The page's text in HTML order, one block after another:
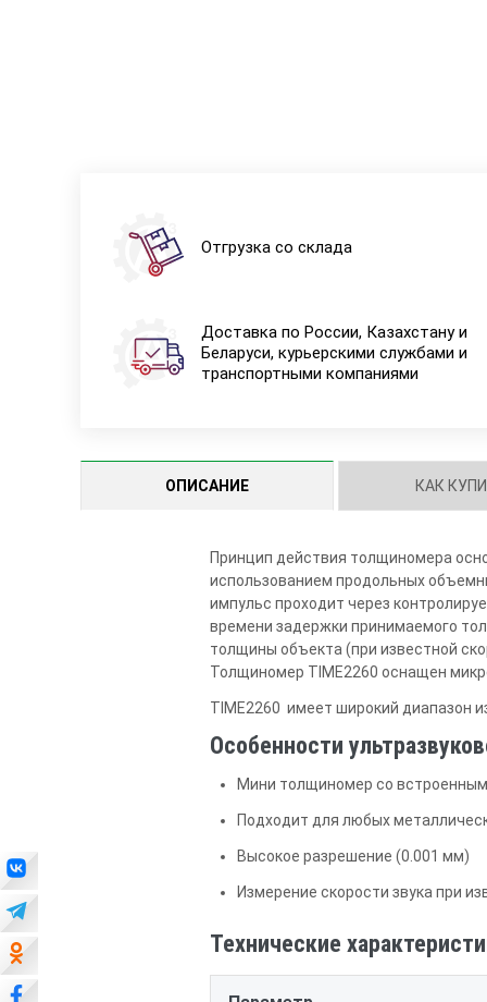
Отгрузка со склада
Доставка по России, Казахстану и
Беларуси, курьерскими службами и
транспортными компаниями
ОПИСАНИЕ КАК
Принцип действия толщиномера
использованием продольных
импульс проходит через
времени задержки принимаемого
толщины объекта (при известной
Толщиномер TIME2260 оснащен
TIME2260 имеет широкий диапазон
Особенности
Мини толщиномер со
Подходит для любых
Высокое разрешение (0.001 мм)
Измерение скорости звука при
Технические